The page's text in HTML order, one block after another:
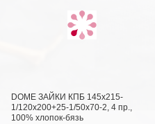
DOME ЗАЙКИ КПБ 145х215-
1/120х200+25-1/50х70-2, 4 пр.,
100% хлопок-бязь